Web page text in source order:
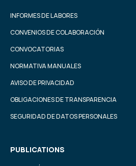
INFORMES DE LABORES
CONVENIOS DE COLABORACIÓN
CONVOCATORIAS
NORMATIVA MANUALES
AVISO DE PRIVACIDAD
OBLIGACIONES DE TRANSPARENCIA
SEGURIDAD DE DATOS PERSONALES
PUBLICATIONS